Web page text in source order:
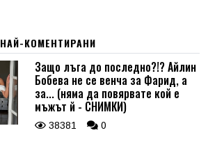
НАЙ-КОМЕНТИРАНИ
Защо лъга до последно?!? Айлин
Бобева не се венча за Фарид, а
за... (няма да повярвате кой е
мъжът й - СНИМКИ)
38381 0